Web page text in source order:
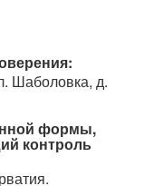
Шаболовка, д.
формы,
контроль